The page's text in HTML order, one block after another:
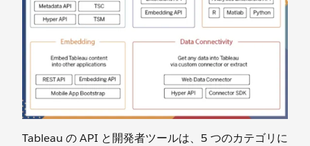
Tableau の API と開発者ツールは、5 つのカテゴリに